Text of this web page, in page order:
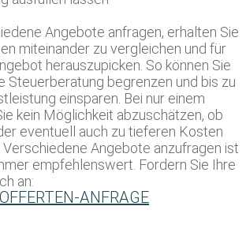
Angebote anfragen, erhalten Sie
miteinander zu vergleichen und für
herauszupicken. So können Sie
Steuerberatung begrenzen und bis zu
einsparen. Bei nur einem
kein Möglichkeit abzuschätzen, ob
eventuell auch zu tieferen Kosten
Angebote anzufragen ist
empfehlenswert. Fordern Sie Ihre
an:
ANFRAGE